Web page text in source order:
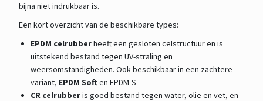
bijna niet indrukbaar is.
Een kort overzicht van de beschikbare types:
EPDM celrubberheeft een gesloten celstructuur en is
uitstekend bestand tegen UV-straling en
weersomstandigheden. Ook beschikbaar in een zachtere
variant, EPDM Soften EPDM-S
CR celrubberis goed bestand tegen water, olie en vet, en